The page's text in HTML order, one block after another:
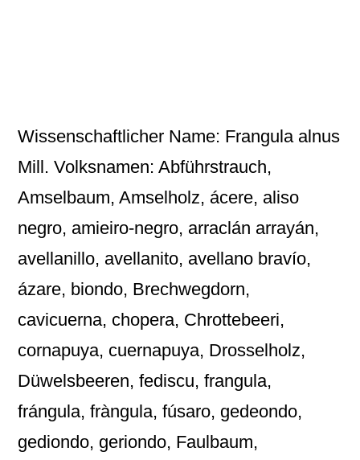
Wissenschaftlicher Name: Frangula alnus
Mill. Volksnamen: Abführstrauch,
Amselbaum, Amselholz, ácere, aliso
negro, amieiro-negro, arraclán arrayán,
avellanillo, avellanito, avellano bravío,
ázare, biondo, Brechwegdorn,
cavicuerna, chopera, Chrottebeeri,
cornapuya, cuernapuya, Drosselholz,
Düwelsbeeren, fediscu, frangula,
frángula, fràngula, fúsaro, gedeondo,
gediondo, geriondo, Faulbaum,